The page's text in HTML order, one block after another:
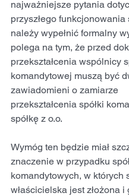
najważniejsze pytania
przyszłego funkcjonowania
należy wypełnić formalny
polega na tym, że przed
przekształcenia wspólnicy
komandytowej muszą być
zawiadomieni o zamiarze
przekształcenia spółki
spółkę z o.o.
Wymóg ten będzie miał
znaczenie w przypadku
komandytowych, w których
właścicielska jest złożona i